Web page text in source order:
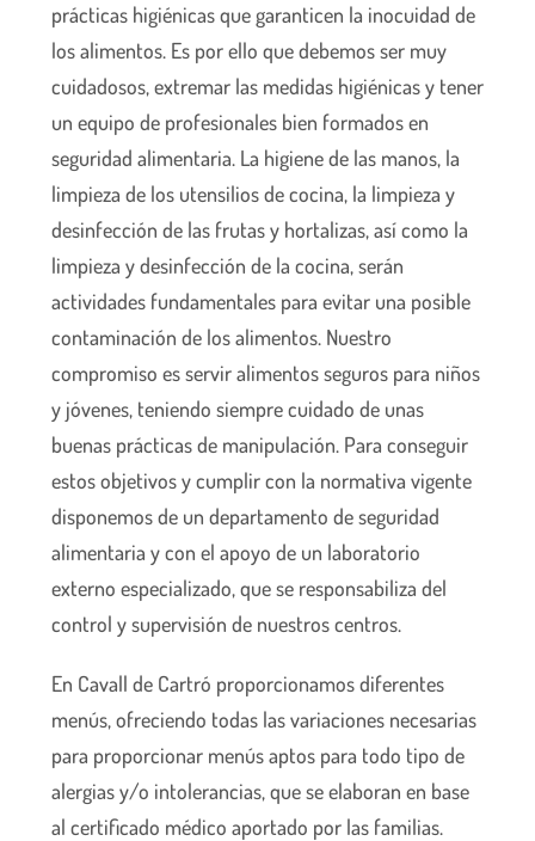
prácticas higiénicas que garanticen la inocuidad de
los alimentos. Es por ello que debemos ser muy
cuidadosos, extremar las medidas higiénicas y tener
un equipo de profesionales bien formados en
seguridad alimentaria. La higiene de las manos, la
limpieza de los utensilios de cocina, la limpieza y
desinfección de las frutas y hortalizas, así como la
limpieza y desinfección de la cocina, serán
actividades fundamentales para evitar una posible
contaminación de los alimentos. Nuestro
compromiso es servir alimentos seguros para niños
y jóvenes, teniendo siempre cuidado de unas
buenas prácticas de manipulación. Para conseguir
estos objetivos y cumplir con la normativa vigente
disponemos de un departamento de seguridad
alimentaria y con el apoyo de un laboratorio
externo especializado, que se responsabiliza del
control y supervisión de nuestros centros.
En Cavall de Cartró proporcionamos diferentes
menús, ofreciendo todas las variaciones necesarias
para proporcionar menús aptos para todo tipo de
alergias y/o intolerancias, que se elaboran en base
al certificado médico aportado por las familias.